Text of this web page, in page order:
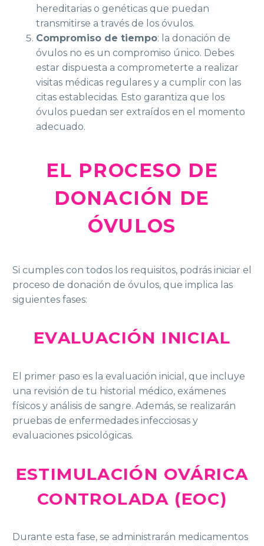
hereditarias o genéticas que puedan
transmitirse a través de los óvulos.
Compromiso de tiempo: la donación de
óvulos no es un compromiso único. Debes
estar dispuesta a comprometerte a realizar
visitas médicas regulares y a cumplir con las
citas establecidas. Esto garantiza que los
óvulos puedan ser extraídos en el momento
adecuado.
EL PROCESO DE
DONACIÓN DE
ÓVULOS
Si cumples con todos los requisitos, podrás iniciar el
proceso de donación de óvulos, que implica las
siguientes fases:
EVALUACIÓN INICIAL
El primer paso es la evaluación inicial, que incluye
una revisión de tu historial médico, exámenes
físicos y análisis de sangre. Además, se realizarán
pruebas de enfermedades infecciosas y
evaluaciones psicológicas.
ESTIMULACIÓN OVÁRICA
CONTROLADA (EOC)
Durante esta fase, se administrarán medicamentos